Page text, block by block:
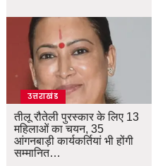
उत्तराखंड
तीलू रौतेली पुरस्कार के लिए 13
महिलाओं का चयन, 35
आंगनबाड़ी कार्यकर्तियां भी होंगी
सम्मानित…